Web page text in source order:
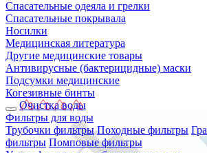
Спасательные одеяла и грелки
Спасательные покрывала
Носилки
Медицинская литература
Другие медицинские товары
Антивирусные (бактерицидные) маски
Подсумки медицинские
Когезивные бинты
Очистка воды
Фильтры для воды
Трубочки фильтры Походные фильтры
фильтры Помповые фильтры